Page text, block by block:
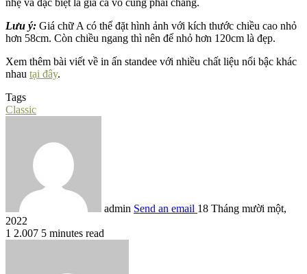
Lưu ý: Giá chữ A có thể đặt hình ảnh với kích thước chiều cao nhỏ
hơn 58cm. Còn chiều ngang thì nên để nhỏ hơn 120cm là đẹp.
Xem thêm bài viết về in ấn standee với nhiều chất liệu nổi bậc khác
nhau tại đây.
Tags
Classic
admin Send an email 18 Tháng mười một,
2022
1 2.007 5 minutes read